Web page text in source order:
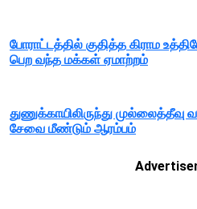
போராட்டத்தில் குதித்த கிராம
பெற வந்த மக்கள் ஏமாற்றம்
துணுக்காயிலிருந்து முல்லைத்தீவு
சேவை மீண்டும் ஆரம்பம்